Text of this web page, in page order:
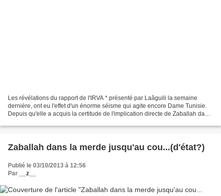
Les révélations du rapport de l'IRVA * présenté par Laâguili la semaine
dernière, ont eu l'effet d'un énorme séisme qui agite encore Dame Tunisie.
Depuis qu'elle a acquis la certitude de l'implication directe de Zaballah dans
Zaballah dans la merde jusqu'au cou...(d'état?)
Publié le 03/10/2013 à 12:56
Par
__z__